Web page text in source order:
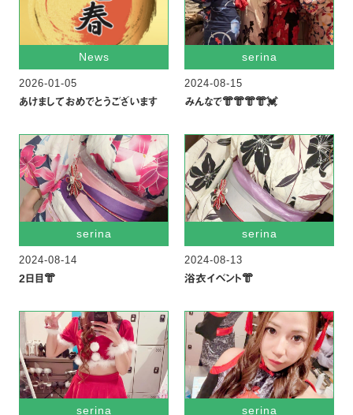
News
2026-01-05
あけましておめでとうございます
serina
2024-08-15
みんなで👘👘👘👘💓
serina
2024-08-14
2日目👘
serina
2024-08-13
浴衣イベント👘
serina serina